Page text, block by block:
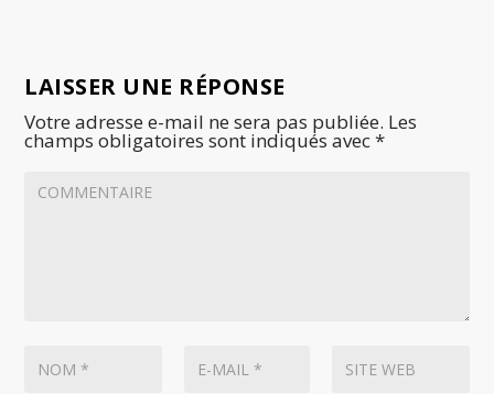
LAISSER UNE RÉPONSE
Votre adresse e-mail ne sera pas publiée. Les
champs obligatoires sont indiqués avec*